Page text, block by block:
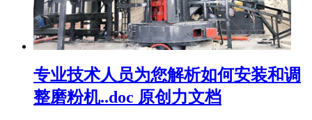
专业技术人员为您解析如何安装和调
整磨粉机..doc 原创力文档